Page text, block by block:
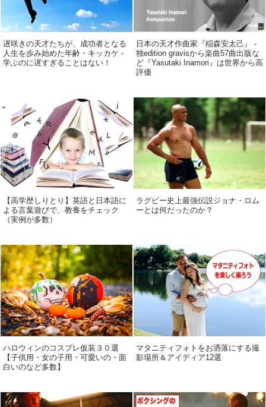
遅咲きの天才たちが、成功者となる
人生を歩み始めた年齢・キッカケ -
学ぶのに遅すぎることはない！
日本の天才作曲家『稲森安太己』 -
独edition gravisから楽曲57曲出版な
ど『Yasutaki Inamori』は世界から高
評価
【高学歴しりとり】英語と日本語に
よる言葉遊びで、教養をチェック
（実例が多数）
ラグビー史上最強伝説ジョナ・ロム
ーとは何だったのか？
ハロウィンのコスプレ仮装３０選
【子供用・女の子用・可愛いの・面
白いのなど多数】
マタニティフォトをお洒落にする撮
影場所＆アイディア12選